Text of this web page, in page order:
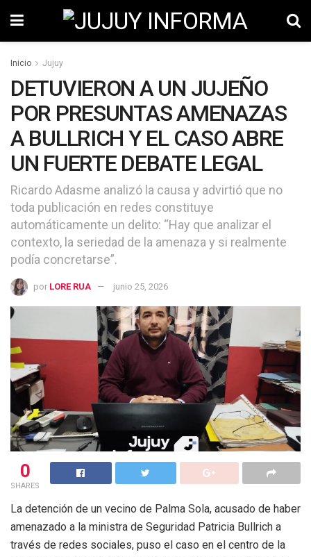
Inicio Jujuy
DETUVIERON A UN JUJEÑO
POR PRESUNTAS AMENAZAS
A BULLRICH Y EL CASO ABRE
UN FUERTE DEBATE LEGAL
Ricardo Adasme analizó la causa y advirtió que no
toda publicación en redes constituye
automáticamente un delito: “Hay que analizar el
contexto, la seriedad de la amenaza y si realmente
podía concretarse”.
por LORE RUA junio 25, 2026
0
SHARES
La detención de un vecino de Palma Sola, acusado de haber
amenazado a la ministra de Seguridad Patricia Bullrich a
través de redes sociales, puso el caso en el centro de la